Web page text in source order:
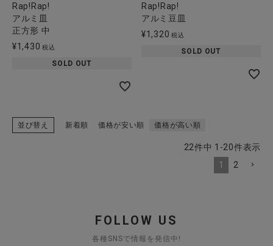
Rap!Rap!
アルミ皿
正方形 中
¥1,430 税込
SOLD OUT
Rap!Rap!
アルミ豆皿
¥1,320 税込
SOLD OUT
並び替え 新着順 価格が安い順 価格が高い順
22件中 1 -20件表示
1
2
FOLLOW US
各種SNSで情報を発信中!